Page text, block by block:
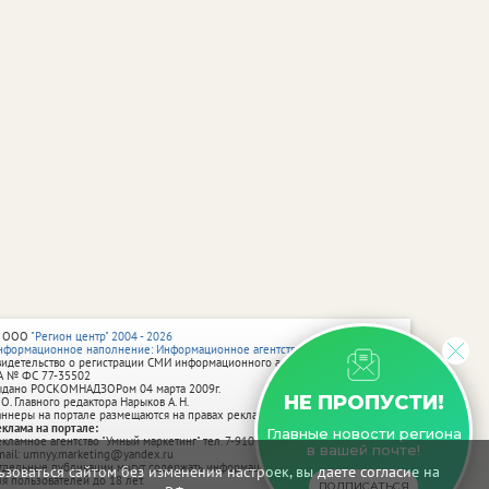
сайтом без изменения настроек, вы даете согласие на
НЕ ПРОПУСТИ!
Главные новости региона
в вашей почте!
"Регион центр" 2004 - 2026
наполнение: Информационное агентство vRossii.ru
о регистрации СМИ информационного агентства vRossii.ru
№ ФС 77‑35502
РОСКОМНАДЗОРом 04 марта 2009г.
Главного редактора Нарыков А. Н.
на портале размещаются на правах рекламы.
на портале:
агентство "Умный маркетинг" тел. 7-910-267-70-40,
umnyy.marketing@yandex.ru
публикации могут содержать информацию, не предназначенную
пользователей до 18 лет.